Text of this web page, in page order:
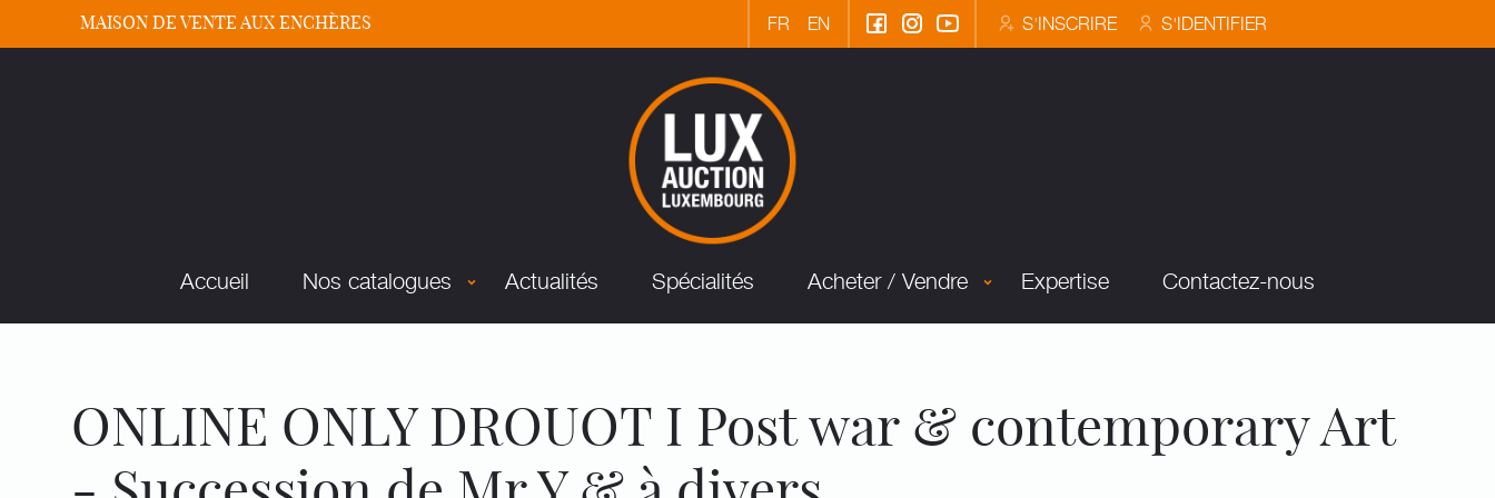
MAISON DE VENTE AUX ENCHÈRES FR EN S'INSCRIRE S'IDENTIFIER
Accueil Nos catalogues Actualités Spécialités Acheter / Vendre Expertise Contactez-nous
ONLINE ONLY DROUOT I Post war & contemporary Art